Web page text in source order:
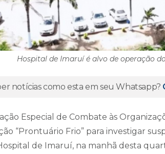
Hospital de Imaruí é alvo de operação
notícias como esta em seu Whatsapp?
Especial de Combate às
“Prontuário Frio” para investigar
de Imaruí, na manhã desta